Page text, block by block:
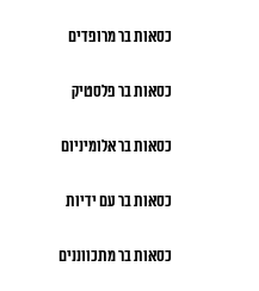
כסאות בר מרופדים
כסאות בר פלסטיק
כסאות בר אלומיניום
כסאות בר עם ידיות
כסאות בר מתכווננים